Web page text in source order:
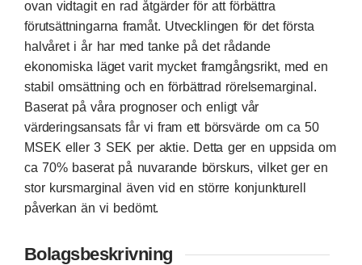
ovan vidtagit en rad åtgärder för att förbättra
förutsättningarna framåt. Utvecklingen för det första
halvåret i år har med tanke på det rådande
ekonomiska läget varit mycket framgångsrikt, med en
stabil omsättning och en förbättrad rörelsemarginal.
Baserat på våra prognoser och enligt vår
värderingsansats får vi fram ett börsvärde om ca 50
MSEK eller 3 SEK per aktie. Detta ger en uppsida om
ca 70% baserat på nuvarande börskurs, vilket ger en
stor kursmarginal även vid en större konjunkturell
påverkan än vi bedömt.
Bolagsbeskrivning